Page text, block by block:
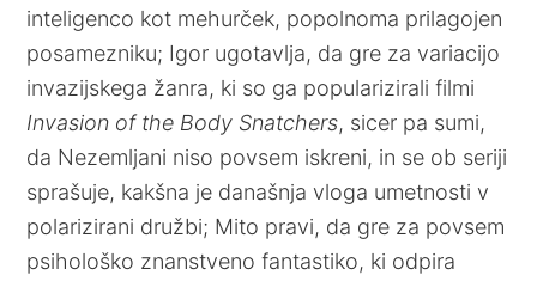
inteligenco kot mehurček, popolnoma prilagojen
posamezniku; Igor ugotavlja, da gre za variacijo
invazijskega žanra, ki so ga popularizirali filmi
Invasion of the Body Snatchers, sicer pa sumi,
da Nezemljani niso povsem iskreni, in se ob seriji
sprašuje, kakšna je današnja vloga umetnosti v
polarizirani družbi; Mito pravi, da gre za povsem
psihološko znanstveno fantastiko, ki odpira